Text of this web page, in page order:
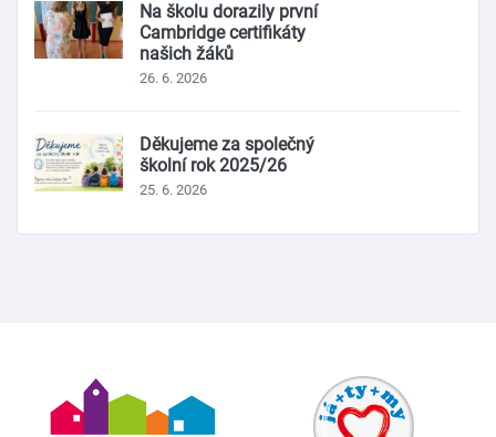
Na školu dorazily první
Cambridge certifikáty
našich žáků
26. 6. 2026
Děkujeme za společný
školní rok 2025/26
25. 6. 2026